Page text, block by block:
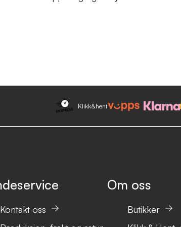
Klikk&hent
Kontakt oss
Om oss
Butikker